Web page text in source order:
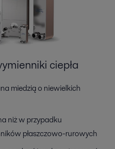
ciepła
miedzią o niewielkich
niż w przypadku
płaszczowo-rurowych